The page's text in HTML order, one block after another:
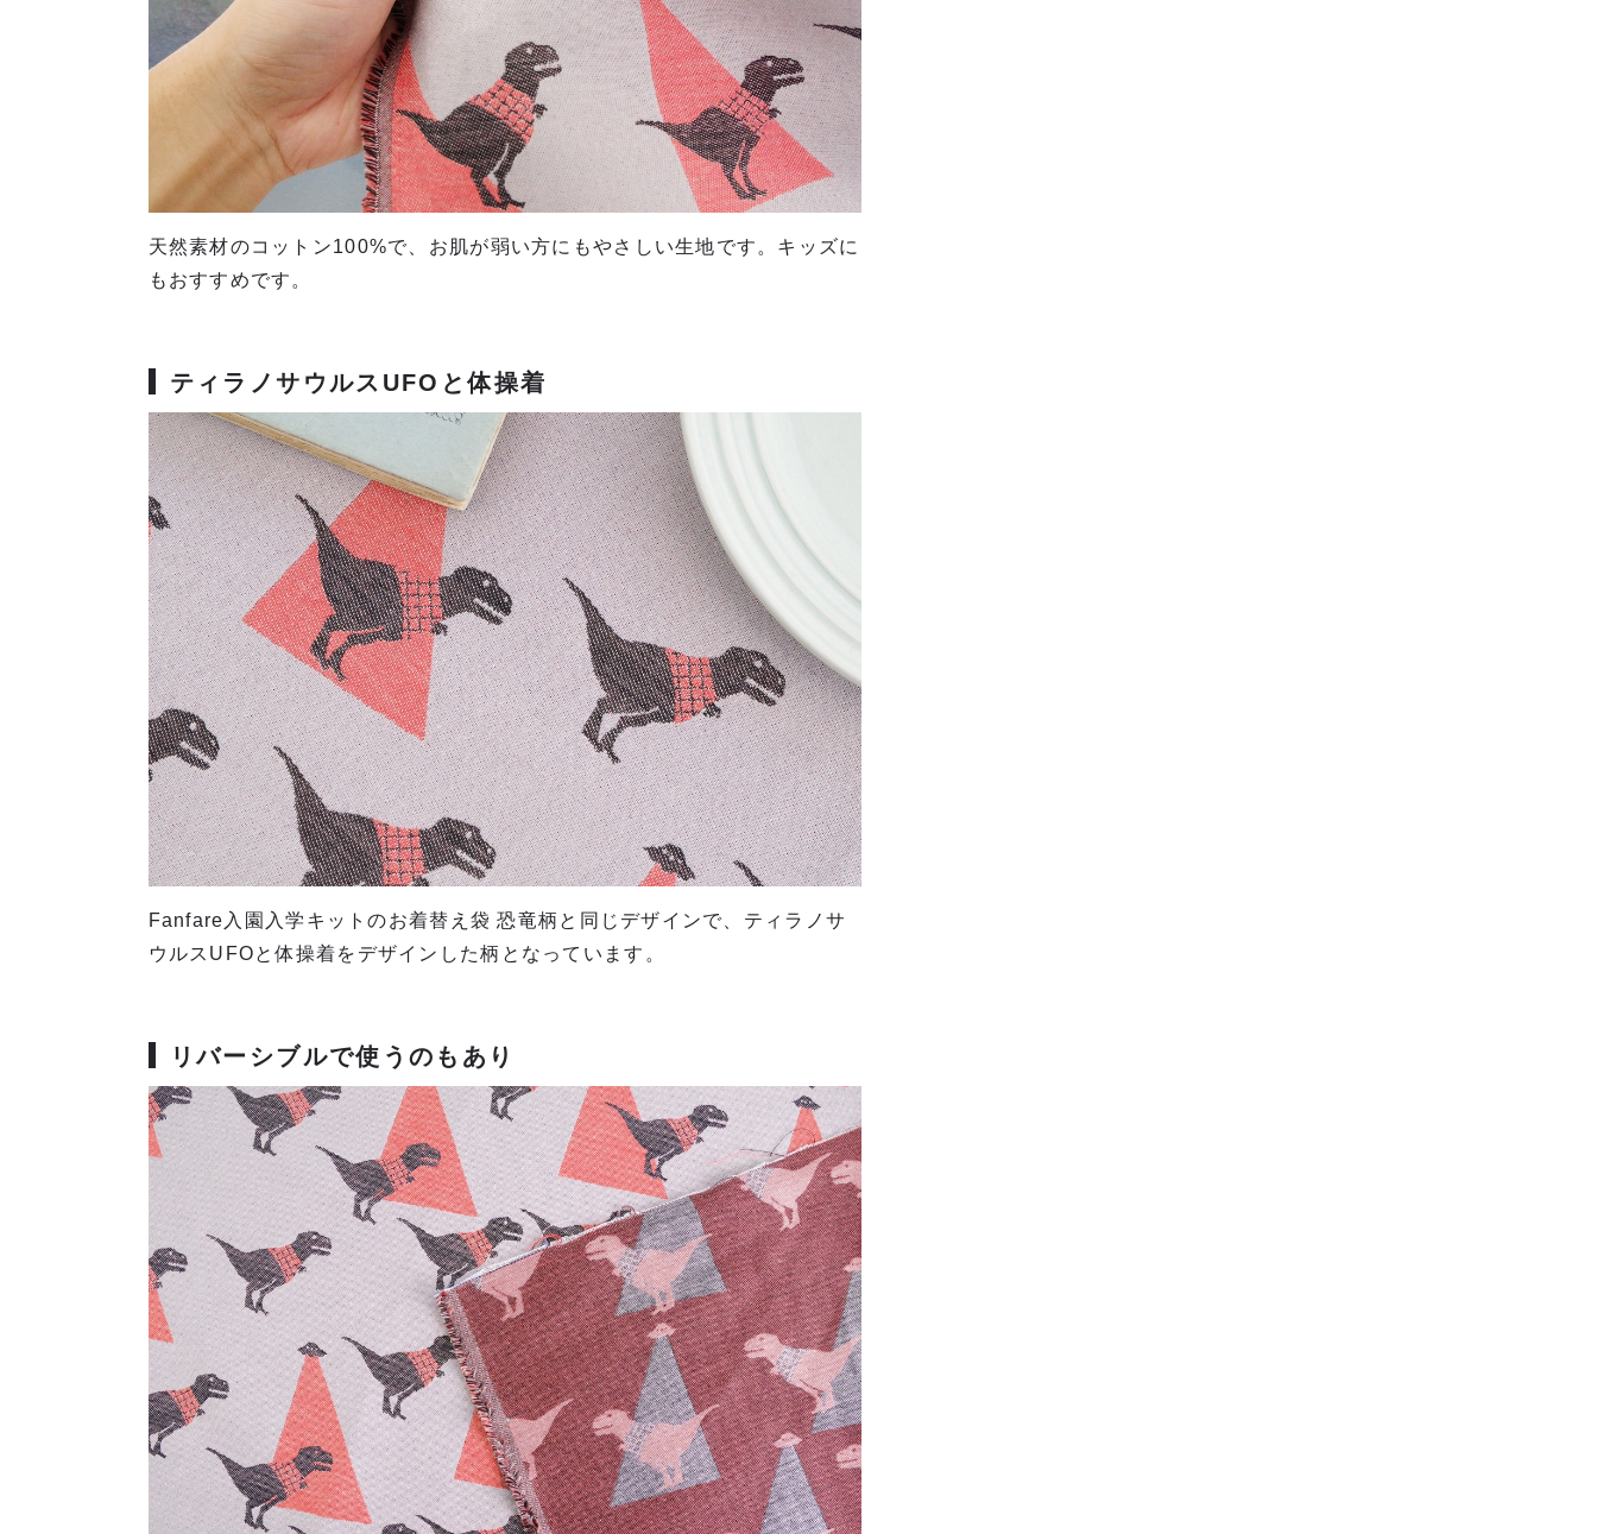
天然素材のコットン100%で、お肌が弱い方にもやさしい生地です。キッズに
もおすすめです。
ティラノサウルスUFOと体操着
Fanfare入園入学キットのお着替え袋 恐竜柄と同じデザインで、ティラノサ
ウルスUFOと体操着をデザインした柄となっています。
リバーシブルで使うのもあり